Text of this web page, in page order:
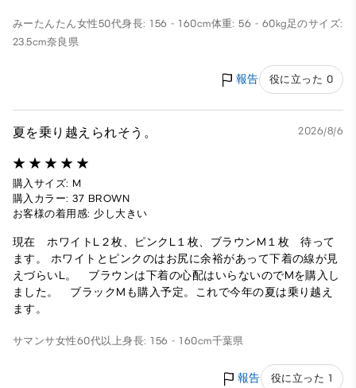
みーたんたん女性50代身長: 156 - 160cm体重: 56 - 60kg 足のサイズ:
23.5cm奈良県
報告 役に立った 0
夏を乗り越えられそう。 2026/8/6
購入サイズ: M
購入カラー: 37 BROWN
お客様の着用感: 少し大きい
現在 ホワイトL２枚、ピンクL１枚、ブラウンM１枚 待って
ます。 ホワイトとピンクのはお尻に余裕があって下着の線が見
えづらいL。 ブラウンは下着の心配はいらないのでMを購入し
ました。 ブラックMも購入予定。これで今年の夏は乗り越え
ます。
サマンサ女性60代以上身長: 156 - 160cm千葉県
報告 役に立った 1